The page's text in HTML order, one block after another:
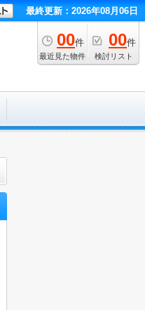
最終更新：2026年08月06日
00件
最近見た物件
00件
検討リスト